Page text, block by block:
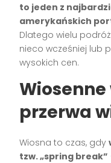
to jeden z
amerykańskich
Dlatego wielu
nieco wcześniej lub
wysokich cen.
przerwa
Wiosna to czas, gdy
tzw. „spring break”